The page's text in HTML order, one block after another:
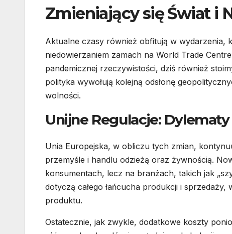
Zmieniający się Świat i
Aktualne czasy również obfitują w wydarzenia,
niedowierzaniem zamach na World Trade
pandemicznej rzeczywistości, dziś również
polityka wywołują kolejną odsłonę
wolności.
Unijne Regulacje:
Unia Europejska, w obliczu tych zmian,
przemyśle i handlu odzieżą oraz żywnością.
konsumentach, lecz na branżach, takich jak
dotyczą całego łańcucha produkcji i
produktu.
Ostatecznie, jak zwykle, dodatkowe koszty